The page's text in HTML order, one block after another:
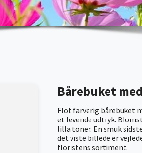
Bårebuket
Flot farverig bårebuket
et levende udtryk.
lilla toner. En smuk
det viste billede er
floristens sortiment.